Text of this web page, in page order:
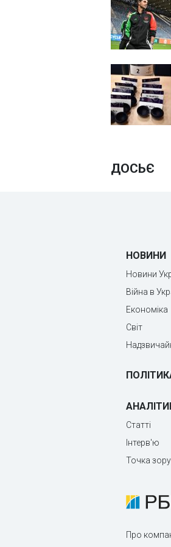
ДОСЬЄ
НОВИНИ
Новини
Війна в
Економіка
Світ
Статті
Інтерв'ю
Точка зору
Про